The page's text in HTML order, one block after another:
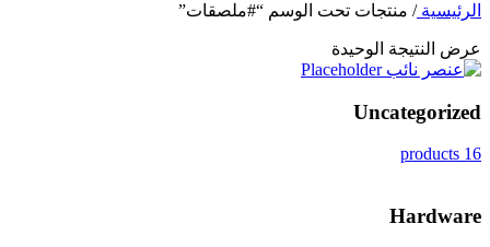
الرئيسية/ منتجات تحت الوسم “#ملصقات”
عرض النتيجة الوحيدة
Uncategorized
16 products
Hardware